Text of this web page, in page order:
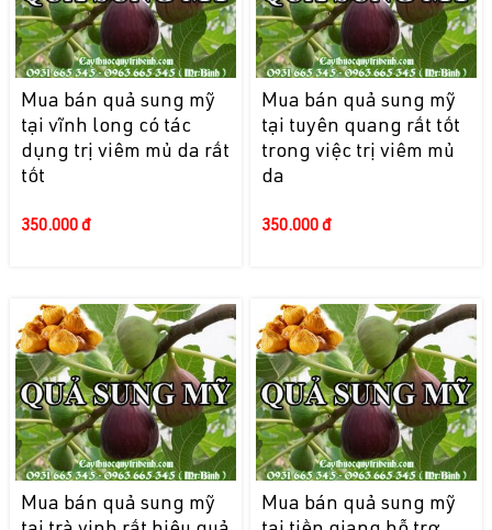
Mua bán quả sung mỹ
tại vĩnh long có tác
dụng trị viêm mủ da rất
tốt
350.000 đ
Mua bán quả sung mỹ
tại tuyên quang rất tốt
trong việc trị viêm mủ
da
350.000 đ
Mua bán quả sung mỹ
Mua bán quả sung mỹ